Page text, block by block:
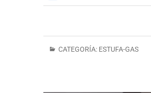
CATEGORÍA: ESTUFA-GAS